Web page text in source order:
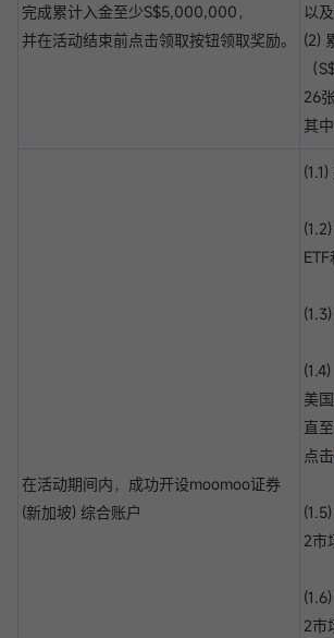
完成累计入金至少S$5,000,000，
并在活动结束前点击领取按钮领取奖励。
以
(2)
（
26
其
在活动期间内，成功开设moomoo证券
(新加坡) 综合账户
ETF
(1.4)
美
直
点击
2市
2市